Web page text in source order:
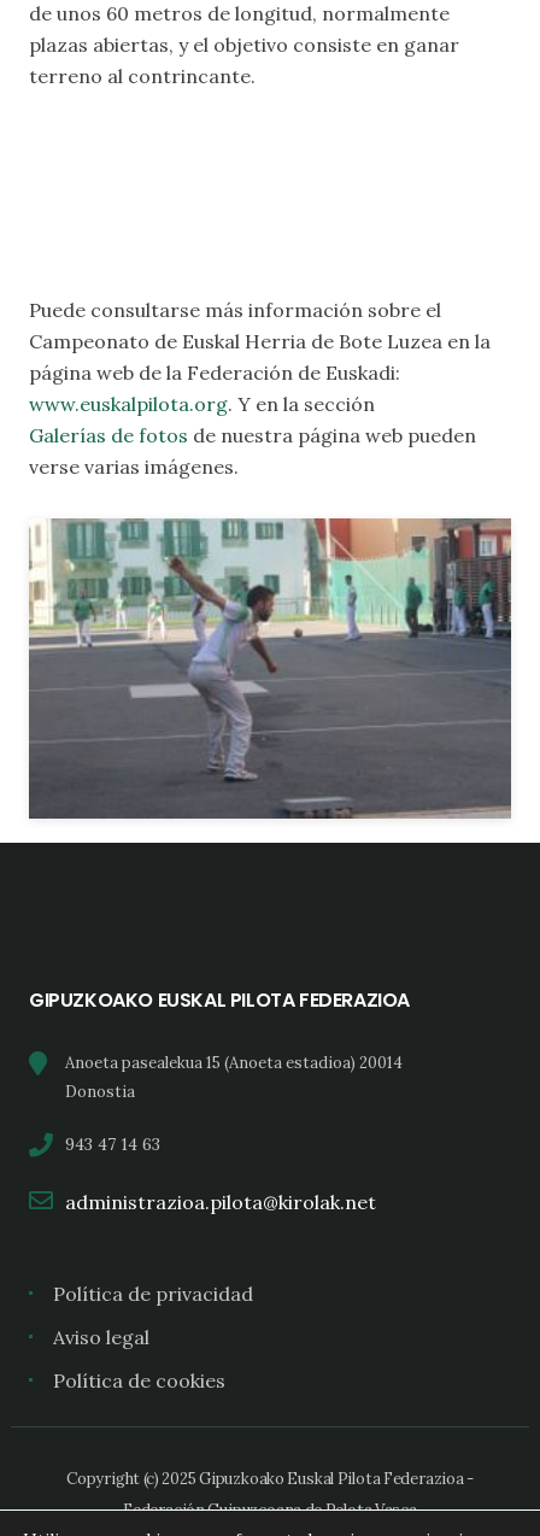
de unos 60 metros de longitud, normalmente
plazas abiertas, y el objetivo consiste en ganar
terreno al contrincante.
Puede consultarse más información sobre el
Campeonato de Euskal Herria de Bote Luzea en la
página web de la Federación de Euskadi:
www.euskalpilota.org. Y en la sección
Galerías de fotos de nuestra página web pueden
verse varias imágenes.
GIPUZKOAKO EUSKAL PILOTA FEDERAZIOA
Anoeta pasealekua 15 (Anoeta estadioa) 20014
Donostia
943 47 14 63
administrazioa.pilota@kirolak.net
Política de privacidad
Aviso legal
Política de cookies
Copyright (c) 2025 Gipuzkoako Euskal Pilota Federazioa -
Federación Guipuzcoana de Pelota Vasca